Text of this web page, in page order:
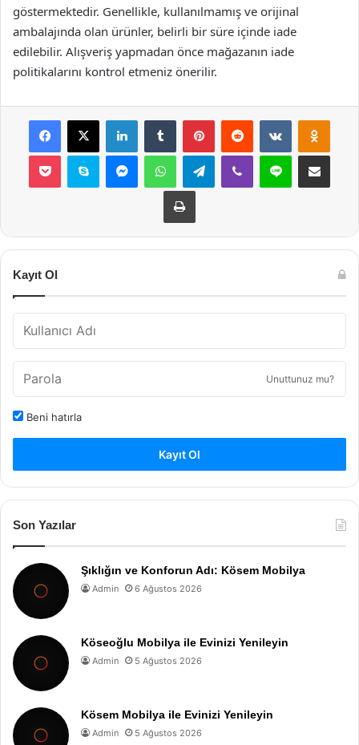
göstermektedir. Genellikle, kullanılmamış ve orijinal
ambalajında olan ürünler, belirli bir süre içinde iade
edilebilir. Alışveriş yapmadan önce mağazanın iade
politikalarını kontrol etmeniz önerilir.
Facebook
X LinkedInTumblr PinterestReddit VKontakte
Pocket Skype MessengerWhatsAppTelegramViber Line E-Posta ile
Yazdır
Kayıt Ol
Unuttunuz mu?
Beni hatırla
Kayıt Ol
Son Yazılar
Şıklığın ve Konforun Adı: Kösem Mobilya
Admin 6 Ağustos 2026
Köseoğlu Mobilya ile Evinizi Yenileyin
Admin 5 Ağustos 2026
Kösem Mobilya ile Evinizi Yenileyin
Admin 5 Ağustos 2026